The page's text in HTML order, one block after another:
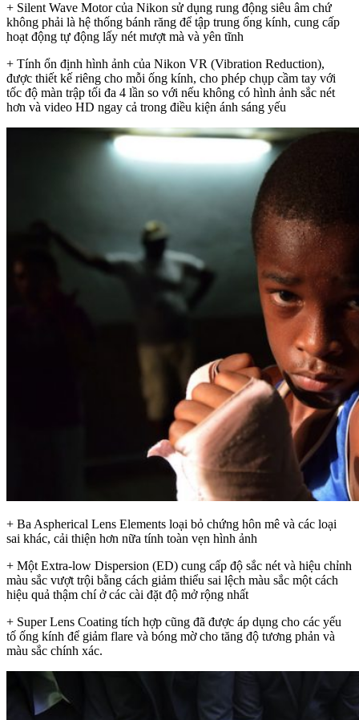
+ Silent Wave Motor của Nikon sử dụng rung động siêu âm chứ
không phải là hệ thống bánh răng để tập trung ống kính, cung cấp
hoạt động tự động lấy nét mượt mà và yên tĩnh
+ Tính ổn định hình ảnh của Nikon VR (Vibration Reduction),
được thiết kế riêng cho mỗi ống kính, cho phép chụp cầm tay với
tốc độ màn trập tối đa 4 lần so với nếu không có hình ảnh sắc nét
hơn và video HD ngay cả trong điều kiện ánh sáng yếu
+ Ba Aspherical Lens Elements loại bỏ chứng hôn mê và các loại
sai khác, cải thiện hơn nữa tính toàn vẹn hình ảnh
+ Một Extra-low Dispersion (ED) cung cấp độ sắc nét và hiệu chỉnh
màu sắc vượt trội bằng cách giảm thiểu sai lệch màu sắc một cách
hiệu quả thậm chí ở các cài đặt độ mở rộng nhất
+ Super Lens Coating tích hợp cũng đã được áp dụng cho các yếu
tố ống kính để giảm flare và bóng mờ cho tăng độ tương phản và
màu sắc chính xác.